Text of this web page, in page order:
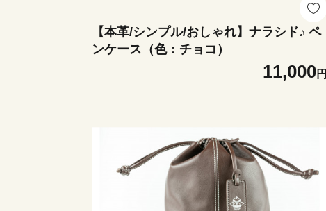
【本革/シンプル/おしゃれ】ナラシド♪ ペ
ンケース（色：チョコ）
11,000円